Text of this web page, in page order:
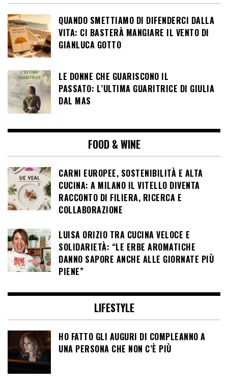
QUANDO SMETTIAMO DI DIFENDERCI DALLA
VITA: CI BASTERÀ MANGIARE IL VENTO DI
GIANLUCA GOTTO
LE DONNE CHE GUARISCONO IL
PASSATO: L’ULTIMA GUARITRICE DI GIULIA
DAL MAS
FOOD & WINE
CARNI EUROPEE, SOSTENIBILITÀ E ALTA
CUCINA: A MILANO IL VITELLO DIVENTA
RACCONTO DI FILIERA, RICERCA E
COLLABORAZIONE
LUISA ORIZIO TRA CUCINA VELOCE E
SOLIDARIETÀ: “LE ERBE AROMATICHE
DANNO SAPORE ANCHE ALLE GIORNATE PIÙ
PIENE”
LIFESTYLE
HO FATTO GLI AUGURI DI COMPLEANNO A
UNA PERSONA CHE NON C’È PIÙ